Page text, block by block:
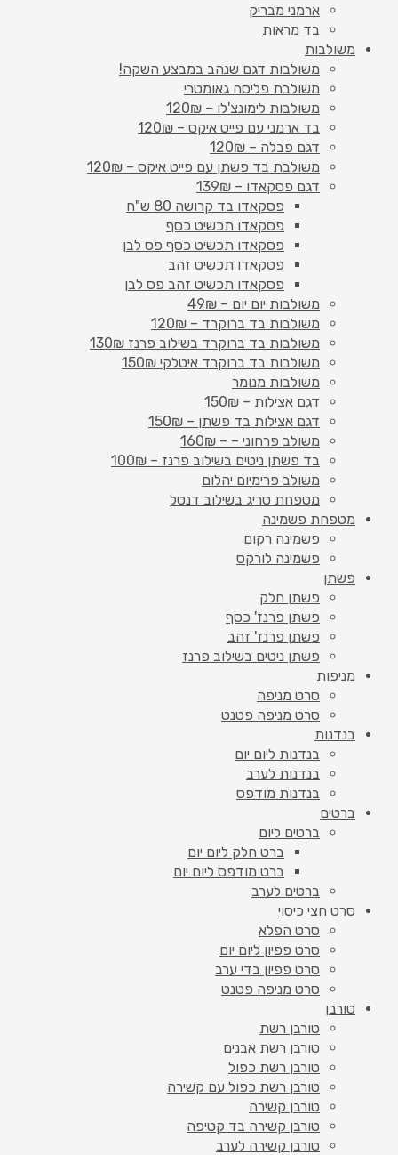
ארמני מבריק
בד מראות
משולבות
משולבות דגם שנהב במבצע השקה!
משולבת פליסה גאומטרי
משולבות לימונצ'לו – 120₪
בד ארמני עם פייט איקס – 120₪
דגם פבלה – 120₪
משולבת בד פשתן עם פייט איקס – 120₪
דגם פסקאדו – 139₪
פסקאדו בד קרושה 80 ש"ח
פסקאדו תכשיט כסף
פסקאדו תכשיט כסף פס לבן
פסקאדו תכשיט זהב
פסקאדו תכשיט זהב פס לבן
משולבות יום יום – 49₪
משולבות בד ברוקרד – 120₪
משולבות בד ברוקרד בשילוב פרנז 130₪
משולבות בד ברוקרד איטלקי 150₪
משולבות מנומר
דגם אצילות – 150₪
דגם אצילות בד פשתן – 150₪
משולב פרחוני – – 160₪
בד פשתן ניטים בשילוב פרנז – 100₪
משולב פרימיום יהלום
מטפחת סריג בשילוב דנטל
מטפחת פשמינה
פשמינה רקום
פשמינה לורקס
פשתן
פשתן חלק
פשתן פרנז' כסף
פשתן פרנז' זהב
פשתן ניטים בשילוב פרנז
מניפות
סרט מניפה
סרט מניפה פטנט
בנדנות
בנדנות ליום יום
בנדנות לערב
בנדנות מודפס
ברטים
ברטים ליום
ברט חלק ליום יום
ברט מודפס ליום יום
ברטים לערב
סרט חצי כיסוי
סרט הפלא
סרט פפיון ליום יום
סרט פפיון בדי ערב
סרט מניפה פטנט
טורבן
טורבן רשת
טורבן רשת אבנים
טורבן רשת כפול
טורבן רשת כפול עם קשירה
טורבן קשירה
טורבן קשירה בד קטיפה
טורבן קשירה לערב